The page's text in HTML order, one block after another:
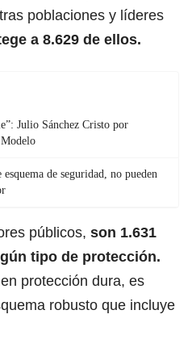
poblaciones y líderes
a 8.629 de ellos.
Julio Sánchez Cristo por
de seguridad, no pueden
públicos, son 1.631
tipo de protección.
protección dura, es
robusto que incluye